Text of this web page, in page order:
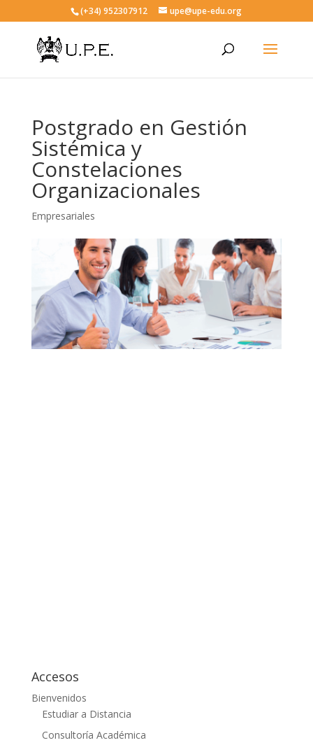
(+34) 952307912 upe@upe-edu.org
Postgrado en Gestión
Sistémica y
Constelaciones
Organizacionales
Empresariales
Accesos
Bienvenidos
Estudiar a Distancia
Consultoría Académica